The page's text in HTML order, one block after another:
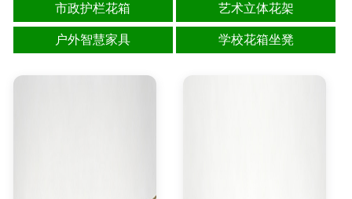
市政护栏花箱 艺术立体花架
户外智慧家具 学校花箱坐凳